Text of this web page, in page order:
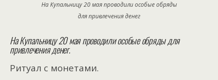
На Купальницу 20 мая проводили особые обряды
для привлечения денег
На Купальницу 20 мая проводили особые обряды для
привлечения денег.
Ритуал с монетами.